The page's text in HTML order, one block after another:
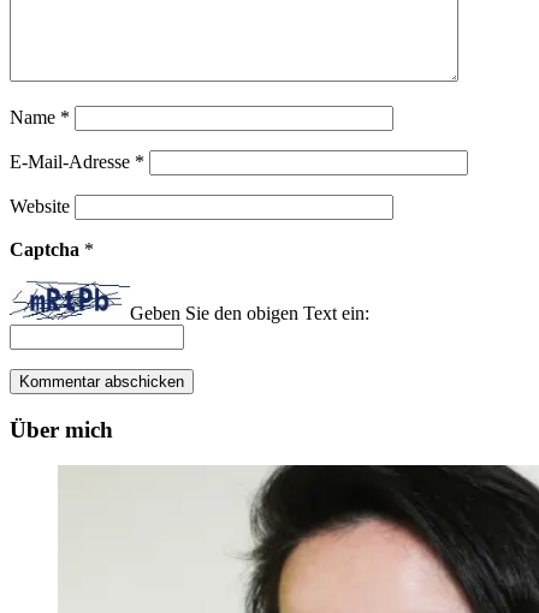
Name *
E-Mail-Adresse *
Website
Captcha *
Geben Sie den obigen Text ein:
Über mich